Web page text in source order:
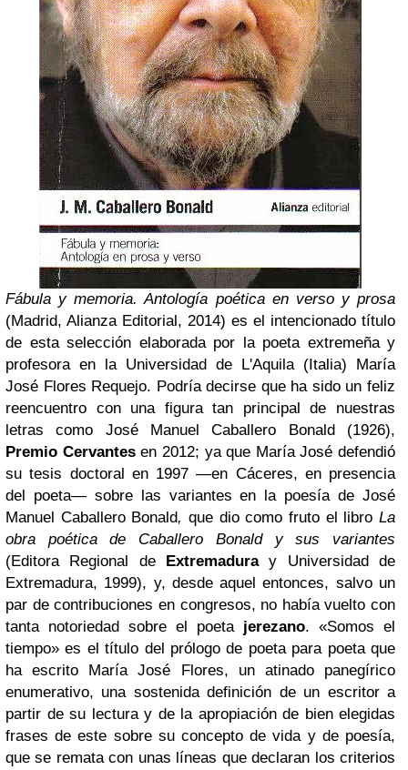
Fábula y memoria. Antología poética en verso y prosa
(Madrid, Alianza Editorial, 2014) es el intencionado título
de esta selección elaborada por la poeta extremeña y
profesora en la Universidad de L'Aquila (Italia) María
José Flores Requejo. Podría decirse que ha sido un feliz
reencuentro con una figura tan principal de nuestras
letras como José Manuel Caballero Bonald (1926),
Premio Cervantesen 2012; ya que María José defendió
su tesis doctoral en 1997 —en Cáceres, en presencia
del poeta— sobre las variantes en la poesía de José
Manuel Caballero Bonald, que dio como fruto el libroLa
obra poética de Caballero Bonald y sus variantes
(Editora Regional de Extremaduray Universidad de
Extremadura, 1999), y, desde aquel entonces, salvo un
par de contribuciones en congresos, no había vuelto con
tanta notoriedad sobre el poeta jerezano. «Somos el
tiempo» es el título del prólogo de poeta para poeta que
ha escrito María José Flores, un atinado panegírico
enumerativo, una sostenida definición de un escritor a
partir de su lectura y de la apropiación de bien elegidas
frases de este sobre su concepto de vida y de poesía,
que se remata con unas líneas que declaran los criterios